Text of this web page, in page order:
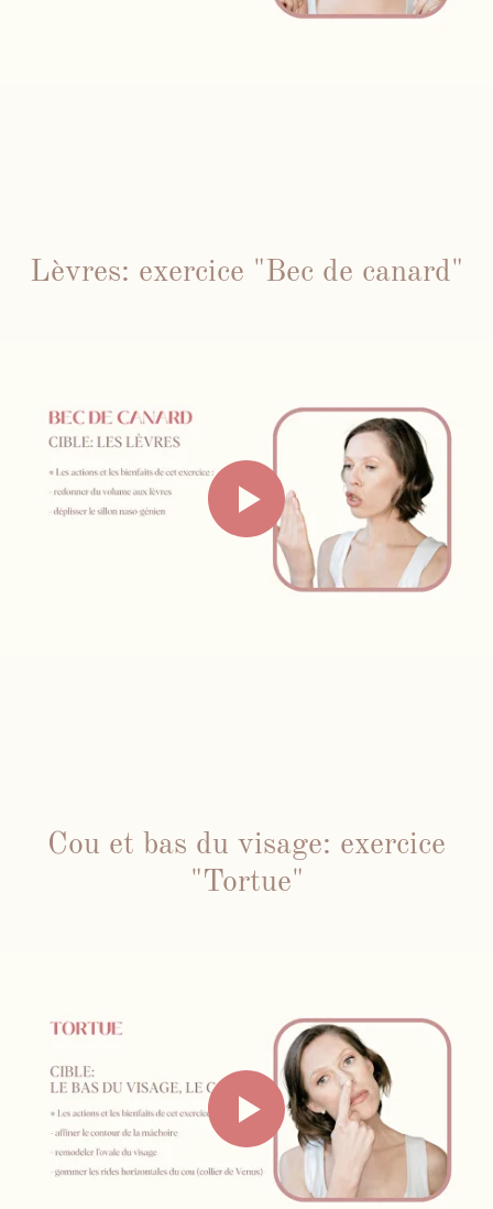
Lèvres: exercice "Bec de canard"
Cou et bas du visage: exercice
"Tortue"